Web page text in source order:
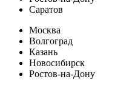
Саратов
Москва
Волгоград
Казань
Новосибирск
Ростов-на-Дону